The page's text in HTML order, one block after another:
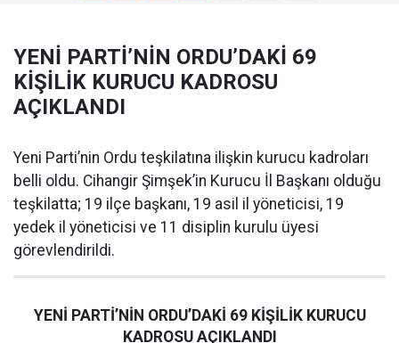
YENİ PARTİ’NİN ORDU’DAKİ 69
KİŞİLİK KURUCU KADROSU
AÇIKLANDI
Yeni Parti’nin Ordu teşkilatına ilişkin kurucu kadroları
belli oldu. Cihangir Şimşek’in Kurucu İl Başkanı olduğu
teşkilatta; 19 ilçe başkanı, 19 asil il yöneticisi, 19
yedek il yöneticisi ve 11 disiplin kurulu üyesi
görevlendirildi.
YENİ PARTİ’NİN ORDU’DAKİ 69 KİŞİLİK KURUCU
KADROSU AÇIKLANDI